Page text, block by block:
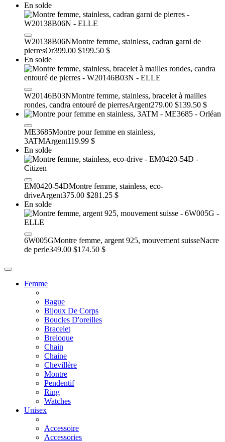
En solde
W20138B06NMontre femme, stainless, cadran garni de
pierresOr399.00 $199.50 $
En solde
W20146B03NMontre femme, stainless, bracelet à mailles
rondes, candra entouré de pierresArgent279.00 $139.50 $
ME3685Montre pour femme en stainless,
3ATMArgent119.99 $
En solde
EM0420-54DMontre femme, stainless, eco-
driveArgent375.00 $281.25 $
En solde
6W005GMontre femme, argent 925, mouvement suisseNacre
de perle349.00 $174.50 $
Femme
Bague
Bijoux De Corps
Boucles D'oreilles
Bracelet
Breloque
Chain
Chaine
Chevillère
Montre
Pendentif
Ring
Watches
Unisex
Accessoire
Accessories